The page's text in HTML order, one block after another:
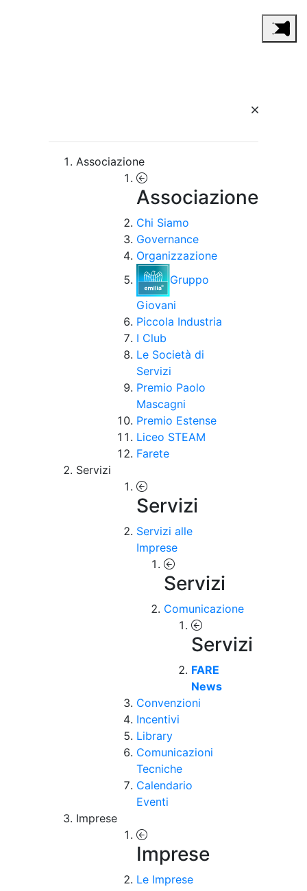
Associazione
Associazione
Chi Siamo
Governance
Organizzazione
Gruppo
Giovani
Piccola Industria
I Club
Le Società di
Servizi
Premio Paolo
Mascagni
Premio Estense
Liceo STEAM
Farete
Servizi
Servizi
Servizi alle
Imprese
Servizi
Comunicazione
Servizi
FARE
News
Convenzioni
Incentivi
Library
Comunicazioni
Tecniche
Calendario
Eventi
Imprese
Imprese
Le Imprese